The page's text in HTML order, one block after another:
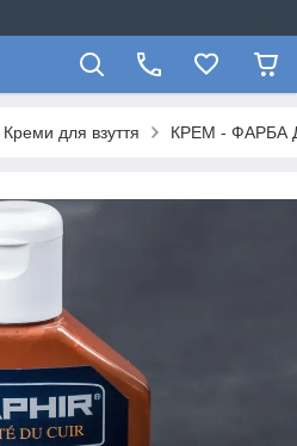
Креми для взуття КРЕМ - ФАРБА